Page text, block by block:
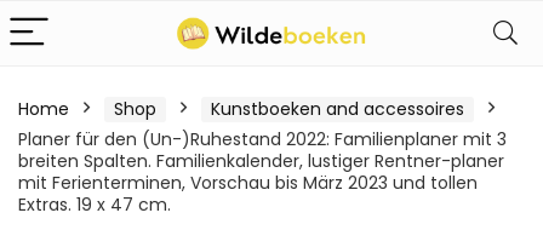
Home Shop
Kunstboeken and accessoires
Planer für den (Un-)Ruhestand 2022: Familienplaner mit 3
breiten Spalten. Familienkalender, lustiger Rentner-planer
mit Ferienterminen, Vorschau bis März 2023 und tollen
Extras. 19 x 47 cm.